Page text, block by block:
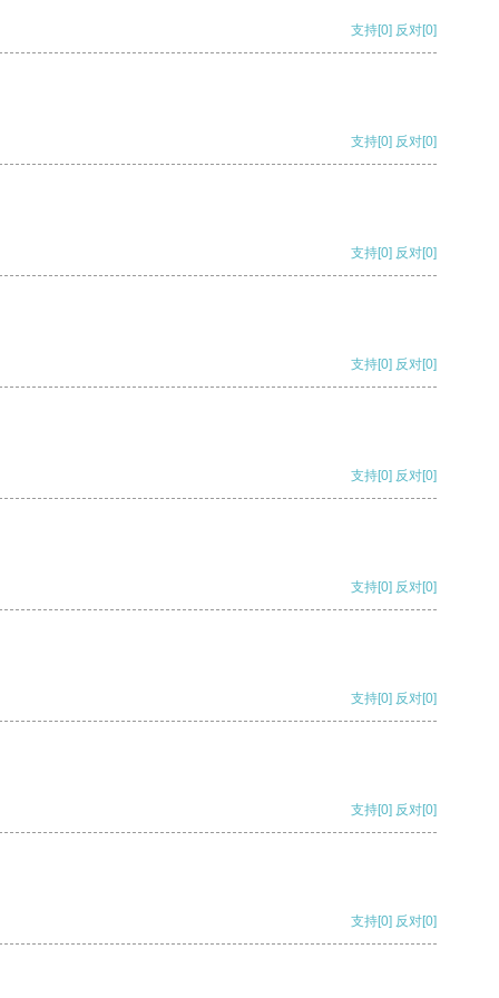
支持[0] 反对[0]
支持[0] 反对[0]
支持[0] 反对[0]
支持[0] 反对[0]
支持[0] 反对[0]
支持[0] 反对[0]
支持[0] 反对[0]
支持[0] 反对[0]
支持[0] 反对[0]